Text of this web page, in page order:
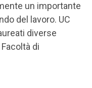
un importante
del lavoro. UC
diverse
di